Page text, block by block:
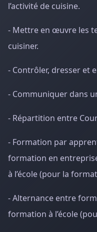
l’activité de cuisine.
- Mettre en œuvre les
cuisiner.
- Contrôler, dresser et
- Communiquer dans
- Répartition entre
- Formation par
formation en
à l’école (pour la
- Alternance entre
formation à l’école